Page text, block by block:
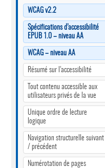
WCAG v2.2
Spécifications d’accessibilité
EPUB 1.0 – niveau AA
WCAG – niveau AA
Résumé sur l’accessibilité
Tout contenu accessible aux
utilisateurs privés de la vue
Unique ordre de lecture
logique
Navigation structurelle suivant
/ précédent
Numérotation de pages